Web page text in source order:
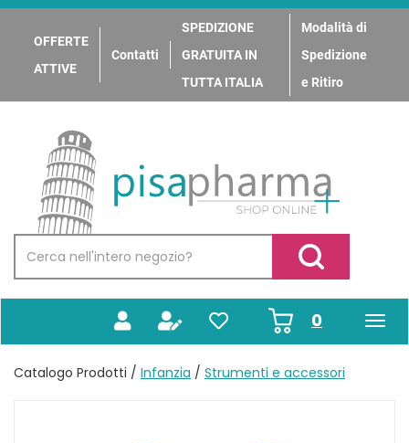
Passa
contenuto
principale
OFFERTE
ATTIVE
Contatti
SPEDIZIONE
GRATUITA IN
TUTTA ITALIA
Modalità di
Spedizione
e Ritiro
PisaPharma
Prodotto
Cerca Prodotto
0prodotti
inseriti
Catalogo Prodotti / Infanzia / Strumenti e accessori